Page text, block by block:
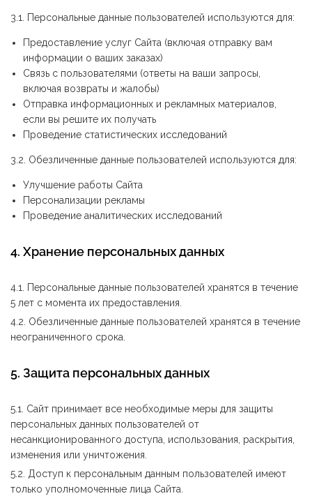
3.1. Персональные данные пользователей используются для:
Предоставление услуг Cайта (включая отправку вам
информации о ваших заказах)
Связь с пользователями (ответы на ваши запросы,
включая возвраты и жалобы)
Отправка информационных и рекламных материалов,
если вы решите их получать
Проведение статистических исследований
3.2. Обезличенные данные пользователей используются для:
Улучшение работы Cайта
Персонализации рекламы
Проведение аналитических исследований
4. Хранение персональных данных
4.1. Персональные данные пользователей хранятся в течение
5 лет с момента их предоставления.
4.2. Обезличенные данные пользователей хранятся в течение
неограниченного срока.
5. Защита персональных данных
5.1. Сайт принимает все необходимые меры для защиты
персональных данных пользователей от
несанкционированного доступа, использования, раскрытия,
изменения или уничтожения.
5.2. Доступ к персональным данным пользователей имеют
только уполномоченные лица Сайта.